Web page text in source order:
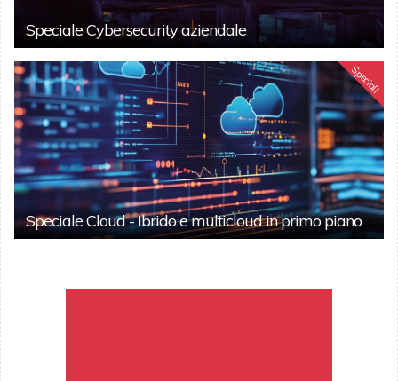
Speciale Cybersecurity aziendale
Speciali
Speciale Cloud - Ibrido e multicloud in primo piano